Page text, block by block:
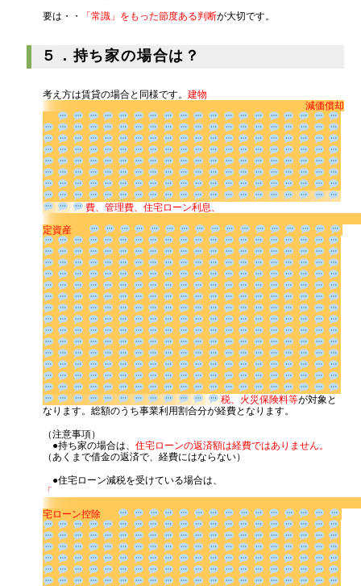
要は・・
「常識」をもった節度ある判断が大切です。
５．持ち家の場合は？
考え方は賃貸の場合と同様です。 建物
減価償
費、管理費、住宅ローン利息、
定資産
税、火
災保険料等 が対象となります。総額のうち事業利用割合分が経費とな
（注意事項）
●持ち家の場合は、住宅ローンの返済額は経費ではありません。
●住宅ローン減税を受けている場合は、
宅ローン控除